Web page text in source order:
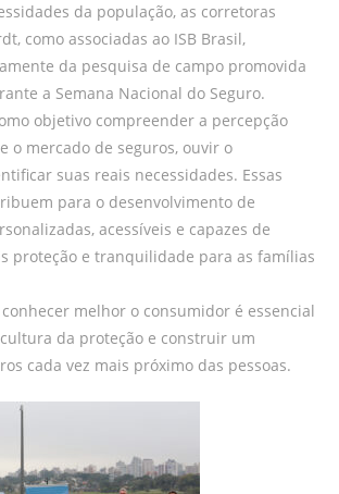
da população, as corretoras
como associadas ao ISB Brasil,
da pesquisa de campo promovida
a Semana Nacional do Seguro.
objetivo compreender a percepção
o mercado de seguros, ouvir o
suas reais necessidades. Essas
para o desenvolvimento de
acessíveis e capazes de
proteção e tranquilidade para as famílias
melhor o consumidor é essencial
da proteção e construir um
cada vez mais próximo das pessoas.